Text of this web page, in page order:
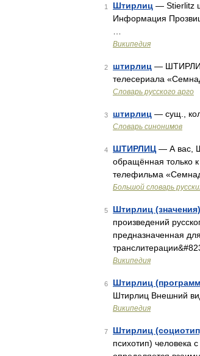
1 Штирлиц — Stierlitz
Информация
Википедия
2 штирлиц —
телесериала
Словарь русского арго
3 штирлиц — сущ., кол
Словарь синонимов
4 ШТИРЛИЦ — А вас,
обращённая только
телефильма
Большой словарь
5 Штирлиц (значения)
произведений
предназначенная
Википедия
6 Штирлиц
Штирлиц Внешний
Википедия
7 Штирлиц
психотип) человека